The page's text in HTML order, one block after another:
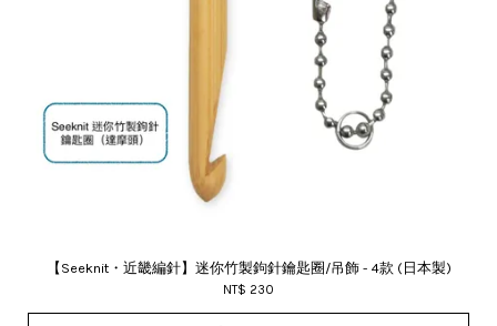
【Seeknit・近畿編針】迷你竹製鉤針鑰匙圈/吊飾 - 4款 (日本製)
NT$ 230